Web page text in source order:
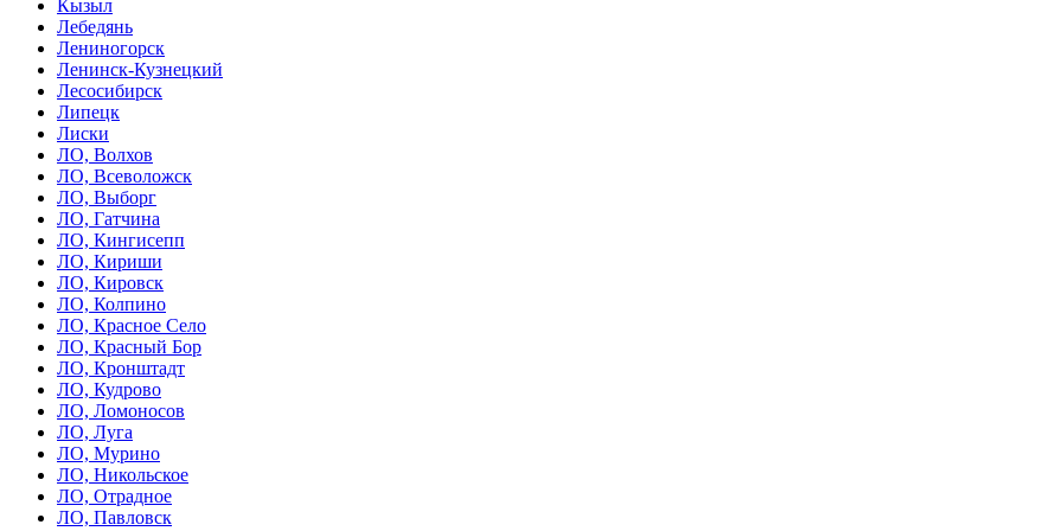
Кызыл
Лебедянь
Лениногорск
Ленинск-Кузнецкий
Лесосибирск
Липецк
Лиски
ЛО, Волхов
ЛО, Всеволожск
ЛО, Выборг
ЛО, Гатчина
ЛО, Кингисепп
ЛО, Кириши
ЛО, Кировск
ЛО, Колпино
ЛО, Красное Село
ЛО, Красный Бор
ЛО, Кронштадт
ЛО, Кудрово
ЛО, Ломоносов
ЛО, Луга
ЛО, Мурино
ЛО, Никольское
ЛО, Отрадное
ЛО, Павловск